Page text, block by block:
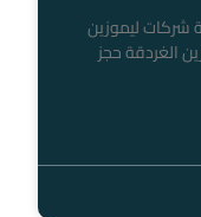
شركات ليموزين
الغردقة حجز